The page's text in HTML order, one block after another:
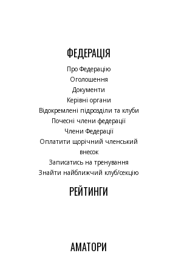
ФЕДЕРАЦІЯ
Про Федерацію
Оголошення
Документи
Керівні органи
Відокремлені підрозділи та клуби
Почесні члени федерації
Члени Федерації
Оплатити щорічний членський
внесок
Записатись на тренування
Знайти найближчий клуб/секцію
РЕЙТИНГИ
АМАТОРИ